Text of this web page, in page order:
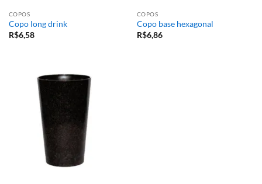
COPOS
Copo long drink
R$6,58
COPOS
Copo base hexagonal
R$6,86